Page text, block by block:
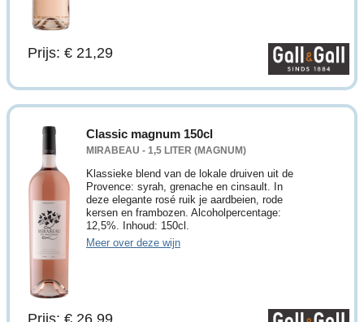
Prijs: € 21,29
Classic magnum 150cl
MIRABEAU - 1,5 LITER (MAGNUM)
Klassieke blend van de lokale druiven uit de
Provence: syrah, grenache en cinsault. In
deze elegante rosé ruik je aardbeien, rode
kersen en frambozen. Alcoholpercentage:
12,5%. Inhoud: 150cl.
Meer over deze wijn
Prijs: € 26,99